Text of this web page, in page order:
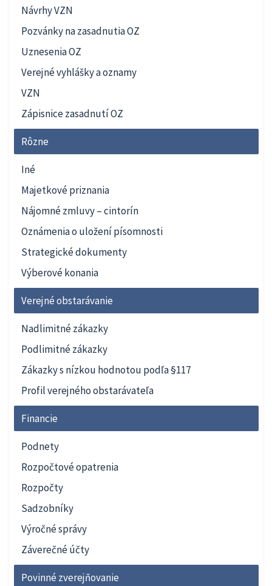
Návrhy VZN
Pozvánky na zasadnutia OZ
Uznesenia OZ
Verejné vyhlášky a oznamy
VZN
Zápisnice zasadnutí OZ
Rôzne
Iné
Majetkové priznania
Nájomné zmluvy – cintorín
Oznámenia o uložení písomnosti
Strategické dokumenty
Výberové konania
Verejné obstarávanie
Nadlimitné zákazky
Podlimitné zákazky
Zákazky s nízkou hodnotou podľa §117
Profil verejného obstarávateľa
Financie
Podnety
Rozpočtové opatrenia
Rozpočty
Sadzobníky
Výročné správy
Záverečné účty
Povinné zverejňovanie